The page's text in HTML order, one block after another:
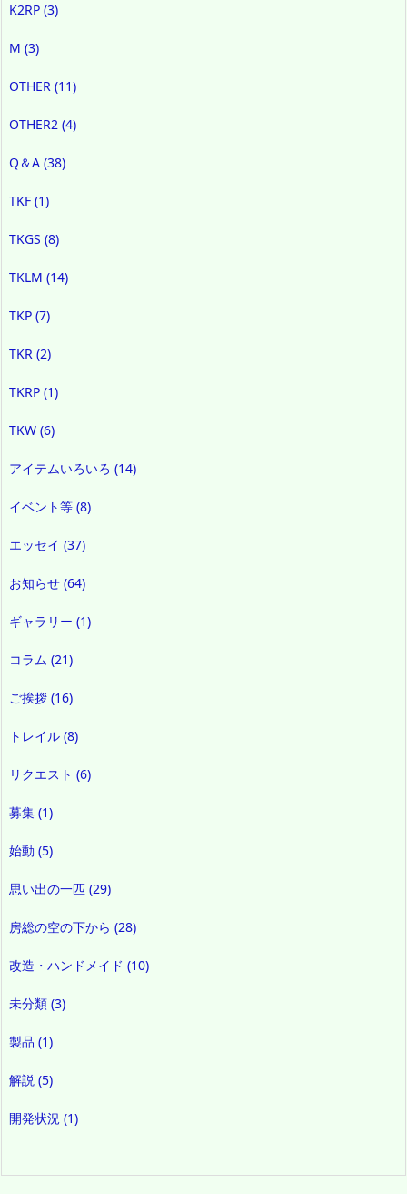
K2RP (3)
M (3)
OTHER (11)
OTHER2 (4)
Q＆A (38)
TKF (1)
TKGS (8)
TKLM (14)
TKP (7)
TKR (2)
TKRP (1)
TKW (6)
アイテムいろいろ (14)
イベント等 (8)
エッセイ (37)
お知らせ (64)
ギャラリー (1)
コラム (21)
ご挨拶 (16)
トレイル (8)
リクエスト (6)
募集 (1)
始動 (5)
思い出の一匹 (29)
房総の空の下から (28)
改造・ハンドメイド (10)
未分類 (3)
製品 (1)
解説 (5)
開発状況 (1)